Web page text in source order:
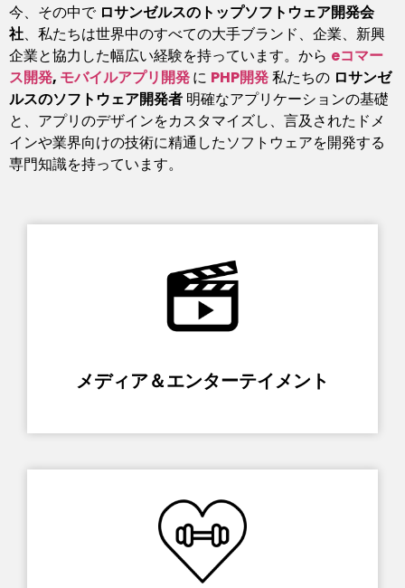
今、その中で ロサンゼルスのトップソフトウェア開発会
社、私たちは世界中のすべての大手ブランド、企業、新興
企業と協力した幅広い経験を持っています。から eコマー
ス開発, モバイルアプリ開発に PHP開発私たちの ロサンゼ
ルスのソフトウェア開発者 明確なアプリケーションの基礎
と、アプリのデザインをカスタマイズし、言及されたドメ
インや業界向けの技術に精通したソフトウェアを開発する
専門知識を持っています。
メディア＆エンターテイメント